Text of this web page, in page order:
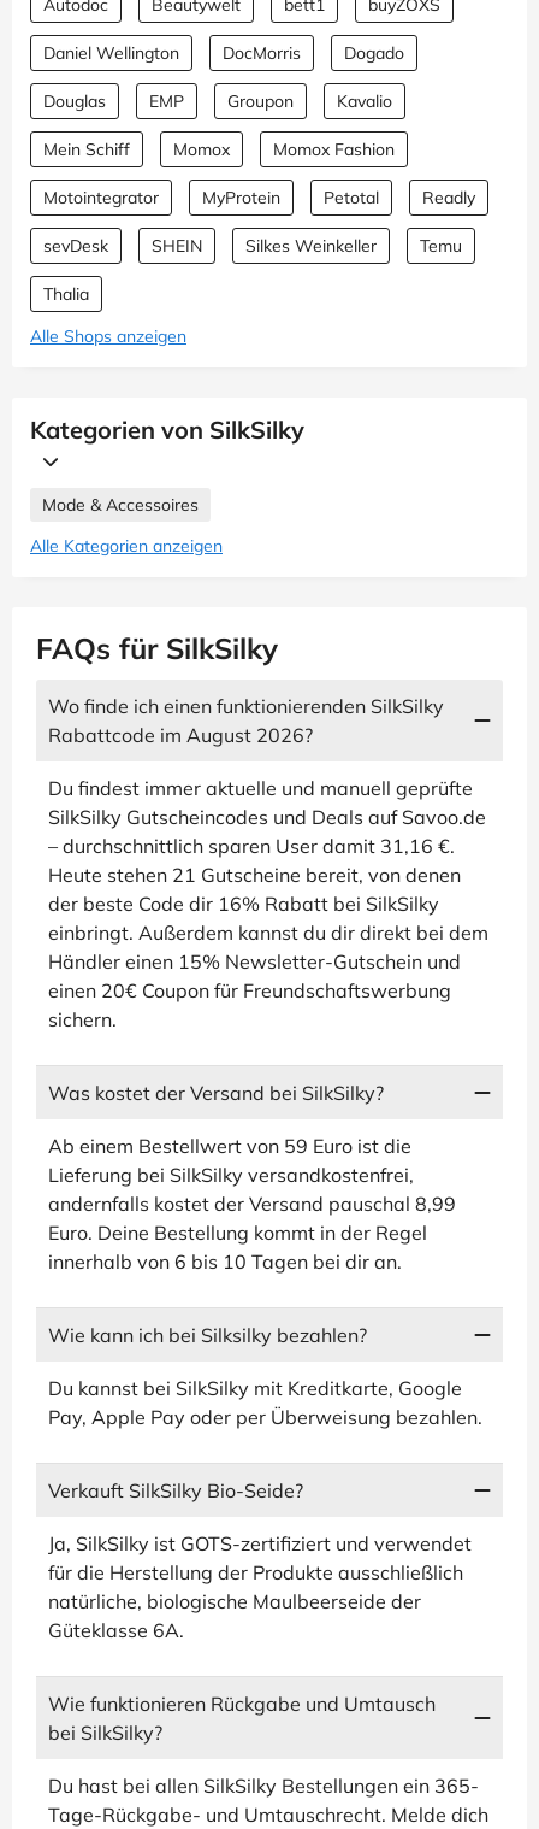
Autodoc Beautywelt bett1 buyZOXS
Daniel Wellington DocMorris Dogado
Douglas EMP Groupon Kavalio
Mein Schiff Momox Momox Fashion
Motointegrator MyProtein Petotal Readly
sevDesk SHEIN Silkes Weinkeller Temu
Thalia
Alle Shops anzeigen
Kategorien von SilkSilky
Mode & Accessoires
Alle Kategorien anzeigen
FAQs für SilkSilky
Wo finde ich einen funktionierenden SilkSilky
Rabattcode im August 2026?
Du findest immer aktuelle und manuell geprüfte
SilkSilky Gutscheincodes und Deals auf Savoo.de
– durchschnittlich sparen User damit 31,16 €.
Heute stehen 21 Gutscheine bereit, von denen
der beste Code dir 16% Rabatt bei SilkSilky
einbringt. Außerdem kannst du dir direkt bei dem
Händler einen 15% Newsletter-Gutschein und
einen 20€ Coupon für Freundschaftswerbung
sichern.
Was kostet der Versand bei SilkSilky?
Ab einem Bestellwert von 59 Euro ist die
Lieferung bei SilkSilky versandkostenfrei,
andernfalls kostet der Versand pauschal 8,99
Euro. Deine Bestellung kommt in der Regel
innerhalb von 6 bis 10 Tagen bei dir an.
Wie kann ich bei Silksilky bezahlen?
Du kannst bei SilkSilky mit Kreditkarte, Google
Pay, Apple Pay oder per Überweisung bezahlen.
Verkauft SilkSilky Bio-Seide?
Ja, SilkSilky ist GOTS-zertifiziert und verwendet
für die Herstellung der Produkte ausschließlich
natürliche, biologische Maulbeerseide der
Güteklasse 6A.
Wie funktionieren Rückgabe und Umtausch
bei SilkSilky?
Du hast bei allen SilkSilky Bestellungen ein 365-
Tage-Rückgabe- und Umtauschrecht. Melde dich